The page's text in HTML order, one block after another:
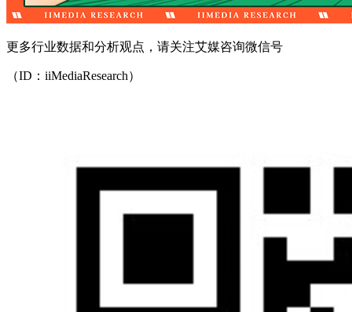
更多行业数据和分析观点，请关注艾媒咨询微信号
（ID：iiMediaResearch）